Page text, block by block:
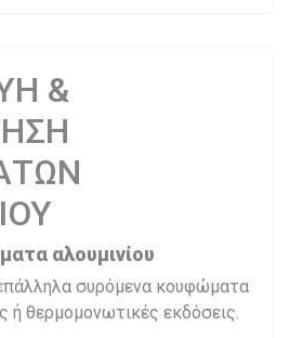
&
αλουμινίου
συρόμενα κουφώματα
ή θερμομονωτικές εκδόσεις.